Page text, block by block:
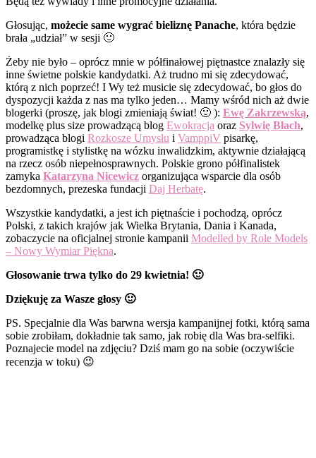
Głosując, możecie same wygrać bieliznę Panache, która będzie
brała „udział” w sesji 🙂
Żeby nie było – oprócz mnie w półfinałowej piętnastce znalazły się
inne świetne polskie kandydatki. Aż trudno mi się zdecydować,
którą z nich poprzeć! I Wy też musicie się zdecydować, bo głos do
dyspozycji każda z nas ma tylko jeden… Mamy wśród nich aż dwie
blogerki (proszę, jak blogi zmieniają świat! 🙂 ): Ewę Zakrzewską,
modelkę plus size prowadzącą blog Ewokracja oraz Sylwię Błach,
prowadząca blogi Rozkosze Umysłu i VamppiV pisarkę,
programistkę i stylistkę na wózku inwalidzkim, aktywnie działającą
na rzecz osób niepełnosprawnych. Polskie grono półfinalistek
zamyka Katarzyna Nicewicz organizująca wsparcie dla osób
bezdomnych, prezeska fundacji Daj Herbatę.
Wszystkie kandydatki, a jest ich piętnaście i pochodzą, oprócz
Polski, z takich krajów jak Wielka Brytania, Dania i Kanada,
zobaczycie na oficjalnej stronie kampanii Modelled by Role Models
– Nowy Wymiar Piękna.
Głosowanie trwa tylko do 29 kwietnia! 🙂
Dziękuję za Wasze głosy 🙂
PS. Specjalnie dla Was barwna wersja kampanijnej fotki, którą sama
sobie zrobiłam, dokładnie tak samo, jak robię dla Was bra-selfiki.
Poznajecie model na zdjęciu? Dziś mam go na sobie (oczywiście
recenzja w toku) 😉